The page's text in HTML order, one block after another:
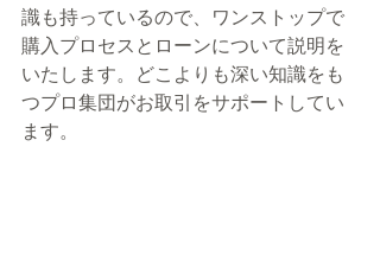
識も持っているので、ワンストップで
購入プロセスとローンについて説明を
いたします。どこよりも深い知識をも
つプロ集団がお取引をサポートしてい
ます。